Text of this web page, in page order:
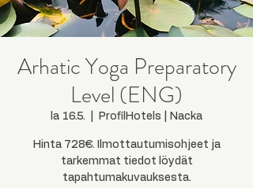
Arhatic Yoga Preparatory
Level (ENG)
la 16.5. ProfilHotels | Nacka
Hinta 728€. Ilmottautumisohjeet ja
tarkemmat tiedot löydät
tapahtumakuvauksesta.